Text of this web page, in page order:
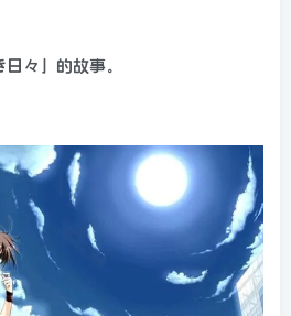
々」的故事。